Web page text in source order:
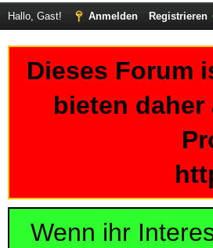
Hallo, Gast! Anmelden Registrieren
Dieses Forum
bieten
Wenn ihr